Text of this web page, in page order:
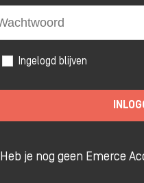
Ingelogd blijven
Heb je nog geen Emerce